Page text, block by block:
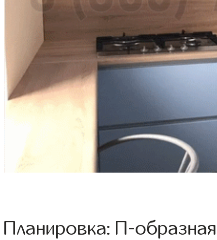
Планировка: П-образная